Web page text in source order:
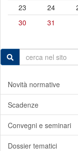
23
24
30
31
Novità normative
Scadenze
Convegni e seminari
Dossier tematici